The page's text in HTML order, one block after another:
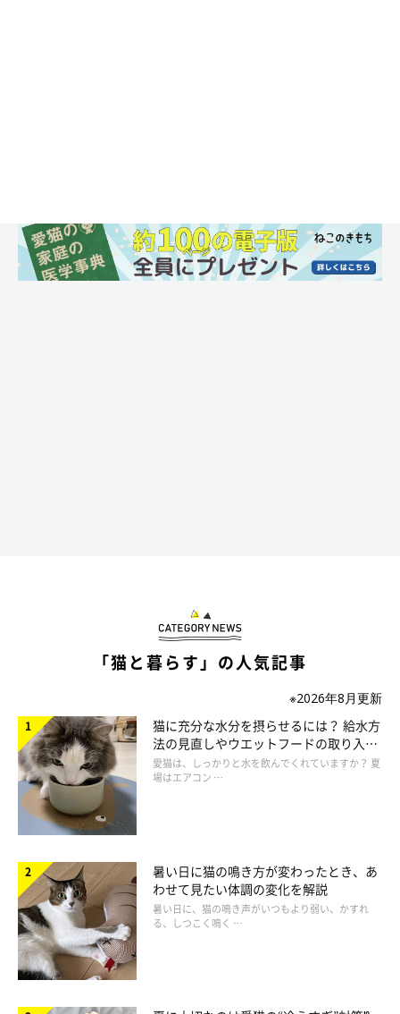
ン。2日間ウンチが出ずにフードも食べなくなったので動物病院
「トイレに座ってもウンチが出ず、やがて頻繁に吐くようになり
ました。1週間以上出なかったり、やっと出たと思ったら巨大ウ
ンチのことも！」
N・Kさんの愛猫マリリンちゃんは長時間排便のポーズを！
ず……。3日間ほど同じ行為を繰り返したので便秘を疑い、獣医
さんに相談しました」
Y・Sさんの愛猫モカくんは食欲が落ちて吐きそうに！
「ウンチが4日間出ず、食欲も落ちてフードを食べなくなったモ
「猫と暮らす」の人気記事
※2026年8月更新
猫に充分な水分を摂らせるには？ 給水方
法の見直しやウエットフードの取り入れ
方を解説
愛猫は、しっかりと水を飲んでくれていますか？ 夏
場はエアコン …
暑い日に猫の鳴き方が変わったとき、あ
わせて見たい体調の変化を解説
暑い日に、猫の鳴き声がいつもより弱い、かすれ
る、しつこく鳴く …